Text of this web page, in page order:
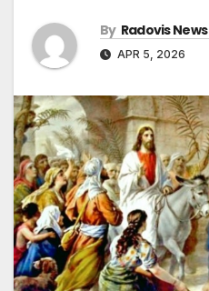
By Radovis News
APR 5, 2026